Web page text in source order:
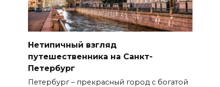
Нетипичный взгляд
путешественника на Санкт-
Петербург
Петербург – прекрасный город с богатой